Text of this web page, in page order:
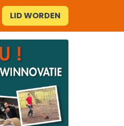
LID WORDEN